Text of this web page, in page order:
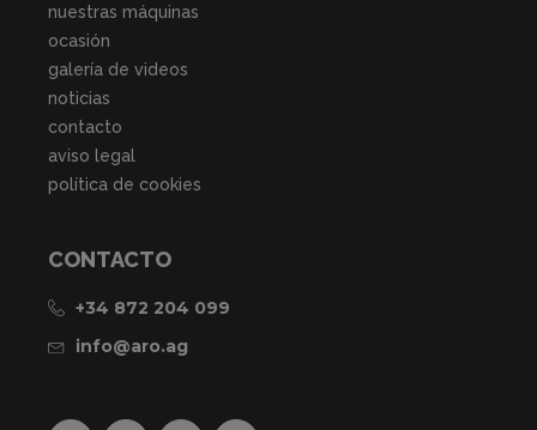
nuestras máquinas
ocasión
galería de videos
noticias
contacto
aviso legal
política de cookies
CONTACTO
+34 872 204 099
info@aro.ag